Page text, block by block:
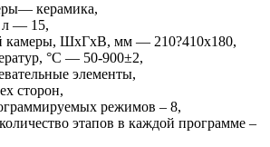
керамика,
л — 15,
камеры, ШхГхВ, мм — 210?410х180,
°C — 50-900±2,
элементы,
сторон,
режимов – 8,
этапов в каждой программе –